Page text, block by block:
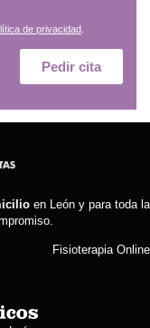
de privacidad
en León y para toda la
.
Fisioterapia Online